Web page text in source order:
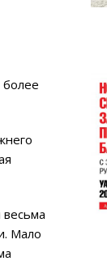
Мало